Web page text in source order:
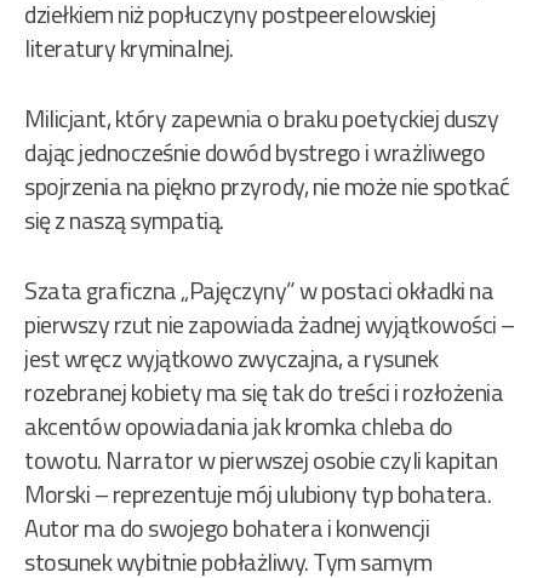
dziełkiem niż popłuczyny postpeerelowskiej
literatury kryminalnej.
Milicjant, który zapewnia o braku poetyckiej duszy
dając jednocześnie dowód bystrego i wrażliwego
spojrzenia na piękno przyrody, nie może nie spotkać
się z naszą sympatią.
Szata graficzna „Pajęczyny” w postaci okładki na
pierwszy rzut nie zapowiada żadnej wyjątkowości –
jest wręcz wyjątkowo zwyczajna, a rysunek
rozebranej kobiety ma się tak do treści i rozłożenia
akcentów opowiadania jak kromka chleba do
towotu. Narrator w pierwszej osobie czyli kapitan
Morski – reprezentuje mój ulubiony typ bohatera.
Autor ma do swojego bohatera i konwencji
stosunek wybitnie pobłażliwy. Tym samym